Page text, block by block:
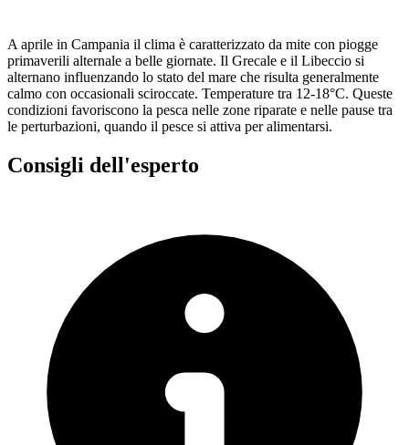
A aprile in Campania il clima è caratterizzato da mite con piogge
primaverili alternale a belle giornate. Il Grecale e il Libeccio si
alternano influenzando lo stato del mare che risulta generalmente
calmo con occasionali sciroccate. Temperature tra 12-18°C. Queste
condizioni favoriscono la pesca nelle zone riparate e nelle pause tra
le perturbazioni, quando il pesce si attiva per alimentarsi.
Consigli dell'esperto